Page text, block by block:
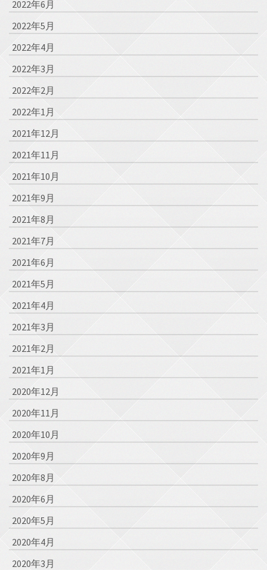
2022年6月
2022年5月
2022年4月
2022年3月
2022年2月
2022年1月
2021年12月
2021年11月
2021年10月
2021年9月
2021年8月
2021年7月
2021年6月
2021年5月
2021年4月
2021年3月
2021年2月
2021年1月
2020年12月
2020年11月
2020年10月
2020年9月
2020年8月
2020年6月
2020年5月
2020年4月
2020年3月